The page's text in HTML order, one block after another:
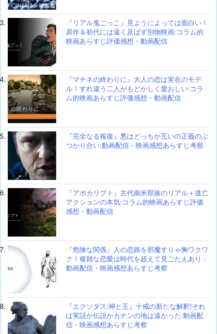
『リアル鬼ごっこ』見ようによっては面白い！
原作＆初代には遠く及ばず別物映画:コラム的
映画あらすじ評価感想・動画配信
『マチネの終わりに』大人の恋は実在のモデ
ル！すれ違う二人がもどかしく愛おしい:コラ
ム的映画あらすじ評価感想・動画配信
『完全なる報復』悪はどっちか互いの正義のぶ
つかり合い:動画配信・映画感想あらすじ考察
『アポカリプト』古代南米部族のリアル＋逃亡
アクションの本気:コラム的映画あらすじ評価
感想・動画配信
『危険な関係』人の恋路を邪魔すりゃ胸ワクワ
ク！複雑な恋愛は時代を超えて見ごたえあり：
動画配信・映画感想あらすじ考察
『エクソダス:神と王』十戒の新たな解釈!それ
は実話か伝説かカナンの地は遠かった:動画配
信・映画感想あらすじ考察